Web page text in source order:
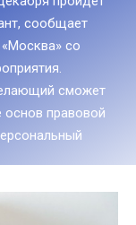
сообщает
«Москва» со
сможет
основ правовой